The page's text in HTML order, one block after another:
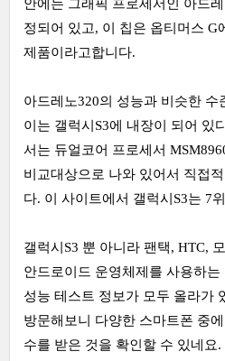
안에는 그래픽 프로세서인 아드
정되어 있고, 이 칩은 옵티머스 G
제품이라고합니다.
아드레노320의 성능과 비슷한 수
이는 갤럭시S3에 내장이 되어 있
서는 듀얼코어 프로세서
비교대상으로 나와 있어서 직접
다. 이 사이트에서 갤럭시S3는 7
갤럭시S3 뿐 아니라 팬택, HTC,
안드로이드 운영체제를 사용하
성능 테스트 정보가 모두 올라가
방문해보니 다양한 스마트폰 중
수를 받은 것을 확인할 수 있네요.